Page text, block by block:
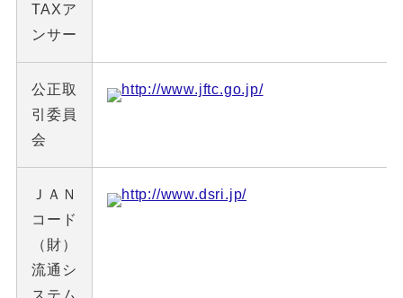
TAXア
ンサー
公正取
引委員
会
http://www.jftc.go.jp/
ＪＡＮ
コード
（財）
流通シ
ステム
http://www.dsri.jp/